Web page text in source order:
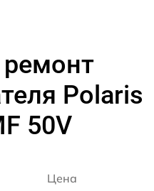
Polaris
50V
Цена